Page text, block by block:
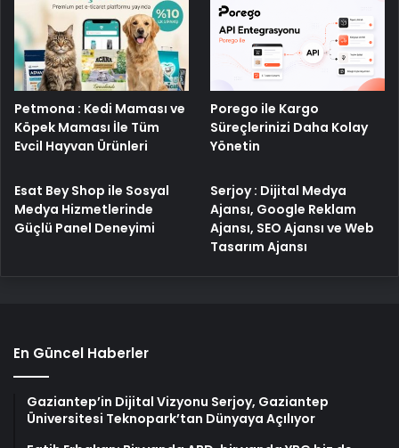
Petmona : Kedi Maması ve
Köpek Maması İle Tüm
Evcil Hayvan Ürünleri
Porego ile Kargo
Süreçlerinizi Daha Kolay
Yönetin
Esat Bey Shop ile Sosyal
Medya Hizmetlerinde
Güçlü Panel Deneyimi
Serjoy : Dijital Medya
Ajansı, Google Reklam
Ajansı, SEO Ajansı ve Web
Tasarım Ajansı
En Güncel Haberler
Gaziantep’in Dijital Vizyonu Serjoy, Gaziantep
Üniversitesi Teknopark’tan Dünyaya Açılıyor